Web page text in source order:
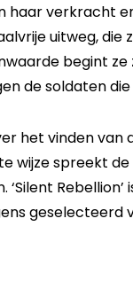
haar verkracht
uitweg,
begint
de soldaten
het vinden
wijze spreekt